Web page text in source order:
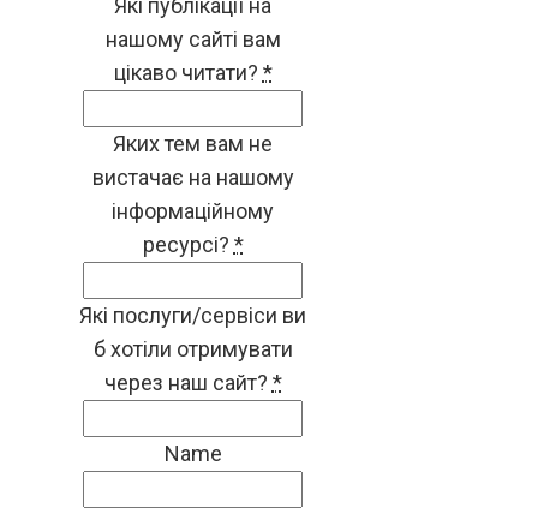
Які публікації на
нашому сайті вам
цікаво читати? *
Яких тем вам не
вистачає на нашому
інформаційному
ресурсі? *
Які послуги/сервіси ви
б хотіли отримувати
через наш сайт? *
Name